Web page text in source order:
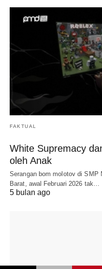
FAKTUAL
White Supremacy
oleh Anak
Serangan bom molotov di SMP
Barat, awal Februari 2026 tak…
5 bulan ago